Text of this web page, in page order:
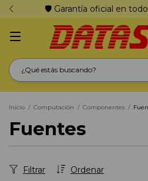
🛡️ Garantía oficial en
Inicio / Computación / Componentes /
Fuentes
Ordenar
Filtrar